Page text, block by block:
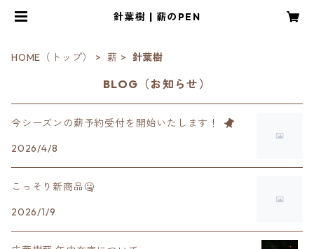
針葉樹 | 薪のPEN
HOME（トップ） 薪 針葉樹
BLOG（お知らせ）
今シーズンの薪予約受付を開始いたします！
2026/4/8
こっそり新商品🤐
2026/1/9